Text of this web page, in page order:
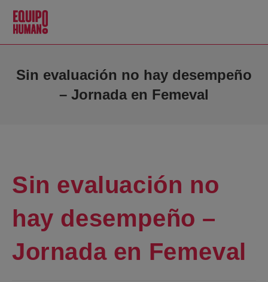
Sin evaluación no hay desempeño
– Jornada en Femeval
Sin evaluación no
hay desempeño –
Jornada en Femeval